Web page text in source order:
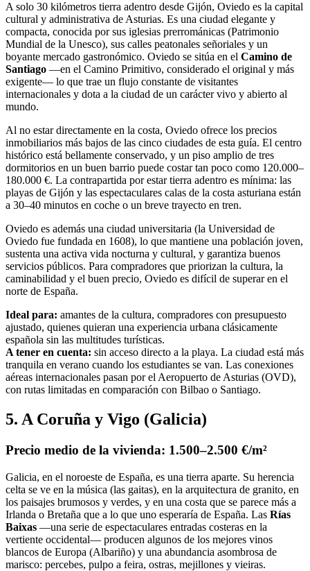
A solo 30 kilómetros tierra adentro desde Gijón, Oviedo es la capital
cultural y administrativa de Asturias. Es una ciudad elegante y
compacta, conocida por sus iglesias prerrománicas (Patrimonio
Mundial de la Unesco), sus calles peatonales señoriales y un
boyante mercado gastronómico. Oviedo se sitúa en el Camino de
Santiago —en el Camino Primitivo, considerado el original y más
exigente— lo que trae un flujo constante de visitantes
internacionales y dota a la ciudad de un carácter vivo y abierto al
mundo.
Al no estar directamente en la costa, Oviedo ofrece los precios
inmobiliarios más bajos de las cinco ciudades de esta guía. El centro
histórico está bellamente conservado, y un piso amplio de tres
dormitorios en un buen barrio puede costar tan poco como 120.000–
180.000 €. La contrapartida por estar tierra adentro es mínima: las
playas de Gijón y las espectaculares calas de la costa asturiana están
a 30–40 minutos en coche o un breve trayecto en tren.
Oviedo es además una ciudad universitaria (la Universidad de
Oviedo fue fundada en 1608), lo que mantiene una población joven,
sustenta una activa vida nocturna y cultural, y garantiza buenos
servicios públicos. Para compradores que priorizan la cultura, la
caminabilidad y el buen precio, Oviedo es difícil de superar en el
norte de España.
Ideal para: amantes de la cultura, compradores con presupuesto
ajustado, quienes quieran una experiencia urbana clásicamente
española sin las multitudes turísticas.
A tener en cuenta: sin acceso directo a la playa. La ciudad está más
tranquila en verano cuando los estudiantes se van. Las conexiones
aéreas internacionales pasan por el Aeropuerto de Asturias (OVD),
con rutas limitadas en comparación con Bilbao o Santiago.
5. A Coruña y Vigo (Galicia)
Precio medio de la vivienda: 1.500–2.500 €/m²
Galicia, en el noroeste de España, es una tierra aparte. Su herencia
celta se ve en la música (las gaitas), en la arquitectura de granito, en
los paisajes brumosos y verdes, y en una costa que se parece más a
Irlanda o Bretaña que a lo que uno esperaría de España. Las Rías
Baixas —una serie de espectaculares entradas costeras en la
vertiente occidental— producen algunos de los mejores vinos
blancos de Europa (Albariño) y una abundancia asombrosa de
marisco: percebes, pulpo a feira, ostras, mejillones y vieiras.